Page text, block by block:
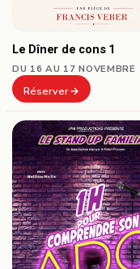
Le Dîner de cons 1
DU 16 AU 17 NOVEMBRE
Réserver